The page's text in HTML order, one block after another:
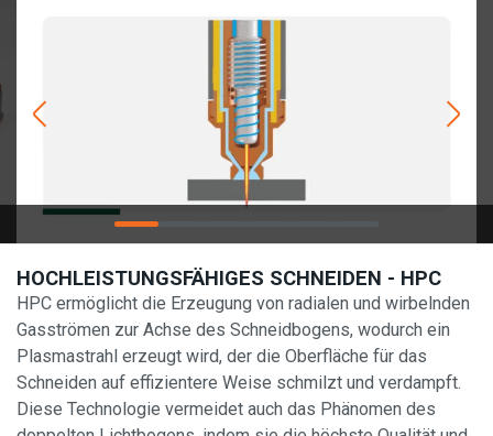
HOCHLEISTUNGSFÄHIGES SCHNEIDEN - HPC
HPC ermöglicht die Erzeugung von radialen und wirbelnden
Gasströmen zur Achse des Schneidbogens, wodurch ein
Plasmastrahl erzeugt wird, der die Oberfläche für das
Schneiden auf effizientere Weise schmilzt und verdampft.
Diese Technologie vermeidet auch das Phänomen des